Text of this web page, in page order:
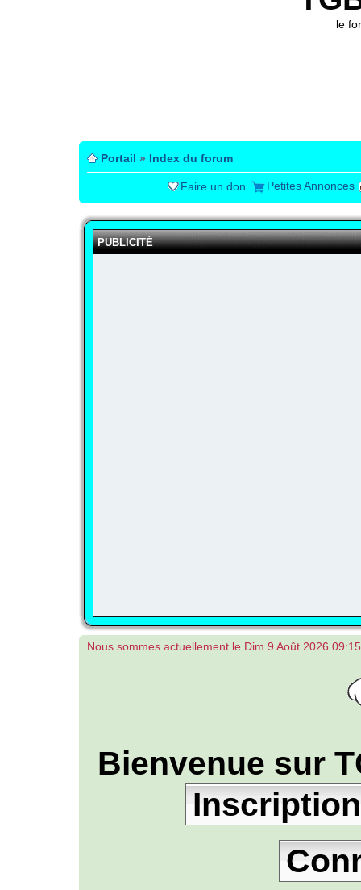
le
Portail » Index du forum
Faire un don Petites Annonces
PUBLICITÉ
Nous sommes actuellement le Dim 9 Août 2026 09:15
Bienvenue sur
Inscription